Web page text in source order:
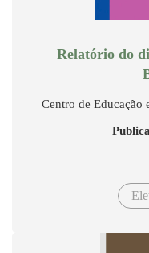
Relatório do
Centro de Educação